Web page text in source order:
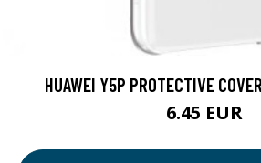
HUAWEI Y5P PROTECTIVE
6.45 EUR